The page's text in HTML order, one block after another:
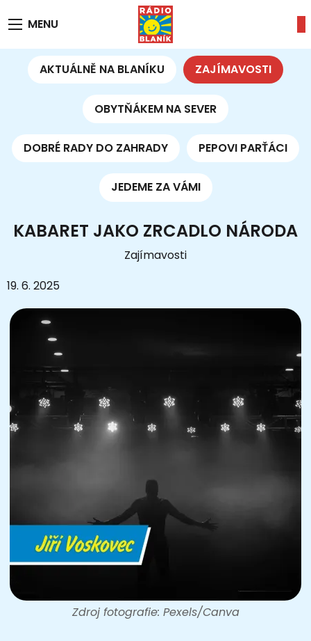
MENU
AKTUÁLNĚ NA BLANÍKU ZAJÍMAVOSTI
OBYTŇÁKEM NA SEVER
DOBRÉ RADY DO ZAHRADY PEPOVI PARŤÁCI
JEDEME ZA VÁMI
KABARET JAKO ZRCADLO NÁRODA
Zajímavosti
19. 6. 2025
Zdroj fotografie: Pexels/Canva